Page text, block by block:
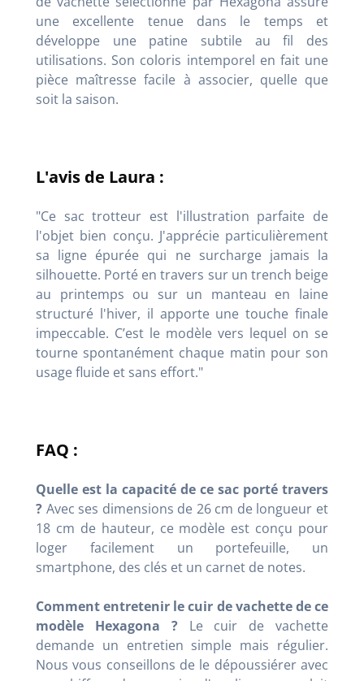
une excellente tenue dans le temps et
développe une patine subtile au fil des
utilisations. Son coloris intemporel en fait une
pièce maîtresse facile à associer, quelle que
soit la saison.
L'avis de Laura :
"Ce sac trotteur est l'illustration parfaite de
l'objet bien conçu. J'apprécie particulièrement
sa ligne épurée qui ne surcharge jamais la
silhouette. Porté en travers sur un trench beige
au printemps ou sur un manteau en laine
structuré l'hiver, il apporte une touche finale
impeccable. C’est le modèle vers lequel on se
tourne spontanément chaque matin pour son
usage fluide et sans effort."
FAQ :
Quelle est la capacité de ce sac porté travers
? Avec ses dimensions de 26 cm de longueur et
18 cm de hauteur, ce modèle est conçu pour
loger facilement un portefeuille, un
smartphone, des clés et un carnet de notes.
Comment entretenir le cuir de vachette de ce
modèle Hexagona ?Le cuir de vachette
demande un entretien simple mais régulier.
Nous vous conseillons de le dépoussiérer avec